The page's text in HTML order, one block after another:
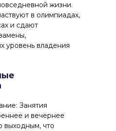
жизни.
в олимпиадах,
и сдают
уровень владения
Занятия
и вечернее
выходным, что